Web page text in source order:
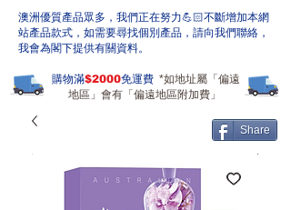
​澳洲優質產品眾多，我們正在努力💪🏻不斷增加本網
站產品款式，如需要尋找個別產品，請向我們聯絡，
我會為閣下提供有關資料。
購物滿$2000免運費 *如地址屬「偏遠
地區」會有「偏遠地區附加費」
Share